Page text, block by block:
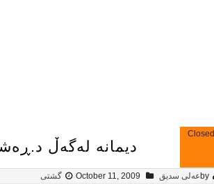
دیمانه‌ له‌گه‌ڵ
Closed
byعه‌لی سدیق October 11, 2009 گشتی